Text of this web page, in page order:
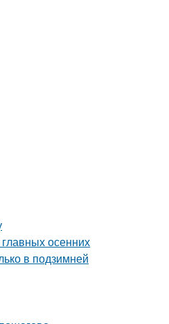
осенних
в подзимней